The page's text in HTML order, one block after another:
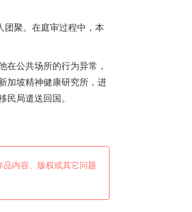
聚。在庭审过程中，本
公共场所的行为异常，
加坡精神健康研究所，进
局遣送回国。
品内容、版权或其它问题